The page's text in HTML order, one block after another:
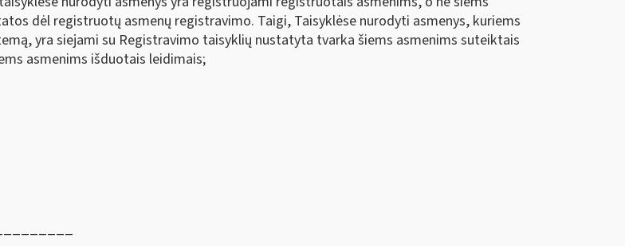
dėl registruotų asmenų registravimo. Taigi, Taisyklėse nurodyti asmenys, kuriems
yra siejami su Registravimo taisyklių nustatyta tvarka šiems asmenims suteiktais
asmenims išduotais leidimais;